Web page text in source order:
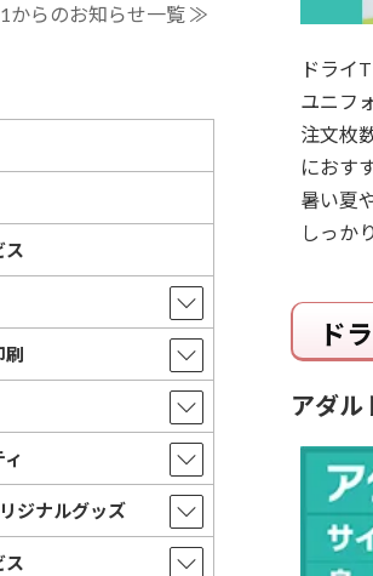
ドライ
ユニフ
注文枚
におす
暑い夏
しっか
ド
アダル
からのお知らせ一覧 ≫
ス
刷
ジナルグッズ
ス